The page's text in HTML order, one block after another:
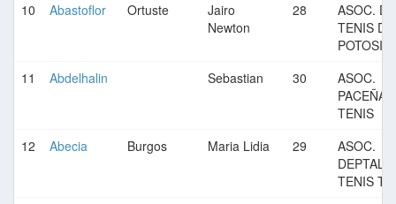
10
Abastoflor Ortuste
Jairo
Newton
28
ASOC. DE
TENIS DE
POTOSI
11
Abdelhalin Sebastian 30
ASOC.
PACEÑA
TENIS
12
Abecia Burgos Maria Lidia 29
ASOC.
DEPTAL.
TENIS